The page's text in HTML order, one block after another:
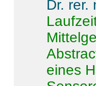
Dr. rer.
eines